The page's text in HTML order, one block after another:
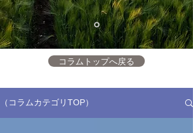
コラムトップへ戻る
（コラムカテゴリTOP）